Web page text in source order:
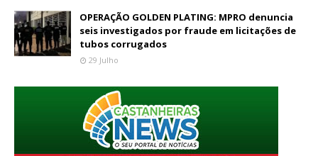
OPERAÇÃO GOLDEN PLATING: MPRO denuncia
seis investigados por fraude em licitações de
tubos corrugados
29 Julho